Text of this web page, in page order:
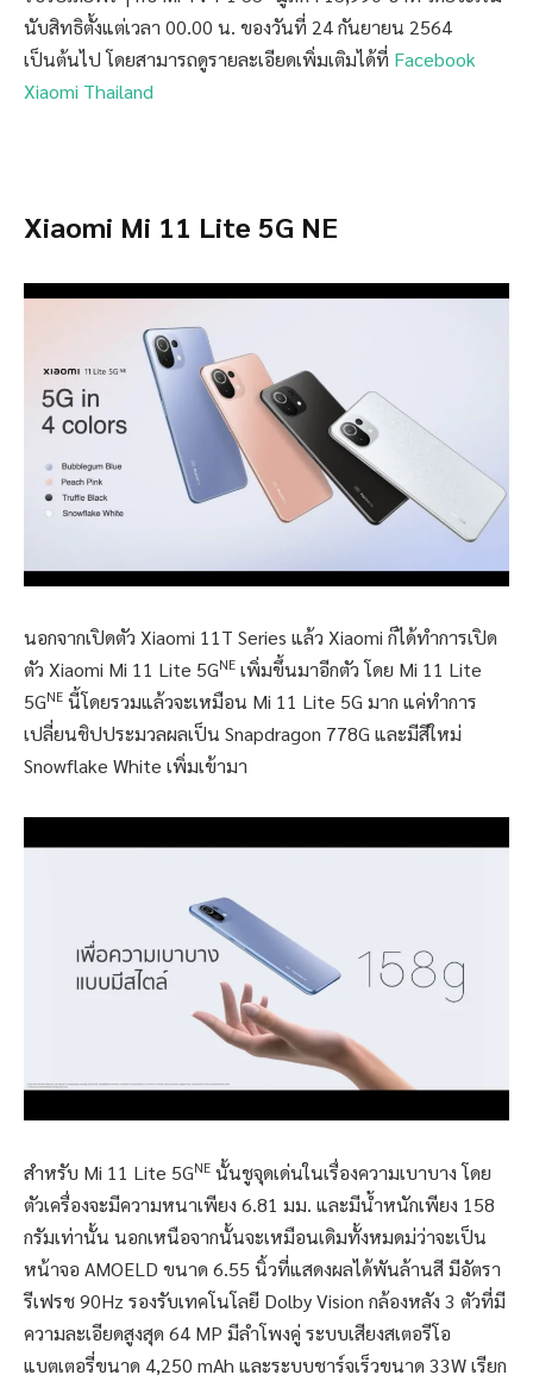
นับสิทธิตั้งแต่เวลา 00.00 น. ของวันที่ 24 กันยายน 2564
เป็นต้นไป โดยสามารถดูรายละเอียดเพิ่มเติมได้ที่ Facebook
Xiaomi Thailand
Xiaomi Mi 11 Lite 5G NE
นอกจากเปิดตัว Xiaomi 11T Series แล้ว Xiaomi ก็ได้ทำการเปิด
ตัว Xiaomi Mi 11 Lite 5GNE เพิ่มขึ้นมาอีกตัว โดย Mi 11 Lite
5GNE นี้โดยรวมแล้วจะเหมือน Mi 11 Lite 5G มาก แค่ทำการ
เปลี่ยนชิปประมวลผลเป็น Snapdragon 778G และมีสีใหม่
Snowflake White เพิ่มเข้ามา
สำหรับ Mi 11 Lite 5GNE นั้นชูจุดเด่นในเรื่องความเบาบาง โดย
ตัวเครื่องจะมีความหนาเพียง 6.81 มม. และมีน้ำหนักเพียง 158
กรัมเท่านั้น นอกเหนือจากนั้นจะเหมือนเดิมทั้งหมดม่ว่าจะเป็น
หน้าจอ AMOELD ขนาด 6.55 นิ้วที่แสดงผลได้พันล้านสี มีอัตรา
รีเฟรช 90Hz รองรับเทคโนโลยี Dolby Vision กล้องหลัง 3 ตัวที่มี
ความละเอียดสูงสุด 64 MP มีลำโพงคู่ ระบบเสียงสเตอรีโอ
แบตเตอรี่ขนาด 4,250 mAh และระบบชาร์จเร็วขนาด 33W เรียก